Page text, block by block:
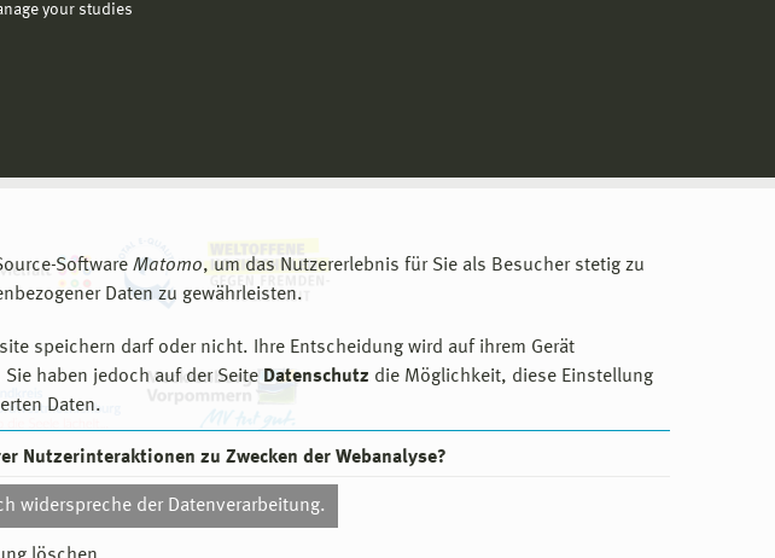
Software Matomo, um das Nutzererlebnis für Sie als Besucher stetig zu
Daten zu gewährleisten.
speichern darf oder nicht. Ihre Entscheidung wird auf ihrem Gerät
haben jedoch auf der Seite Datenschutz die Möglichkeit, diese Einstellung
Daten.
Nutzerinteraktionen zu Zwecken der Webanalyse?
widerspreche der Datenverarbeitung.
your studies